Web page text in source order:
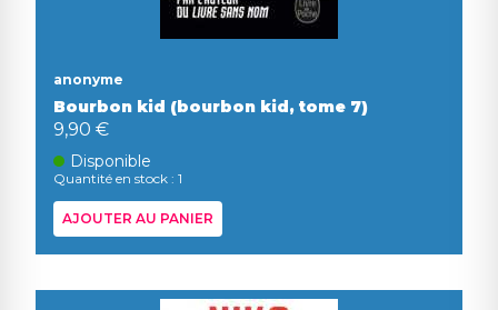
anonyme
Bourbon kid (bourbon kid, tome 7)
9,90 €
Disponible
Quantité en stock : 1
AJOUTER AU PANIER